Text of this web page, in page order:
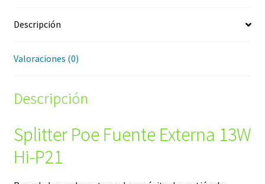
Descripción
Valoraciones (0)
Descripción
Splitter Poe Fuente Externa 13W
Hi-P21